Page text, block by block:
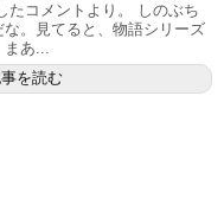
たコメントより。 しのぶち
。見てると、物語シリーズ
まあ...
を読む